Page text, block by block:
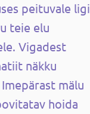
peituvale ligi
teie elu
Vigadest
näkku
mälu
hoida